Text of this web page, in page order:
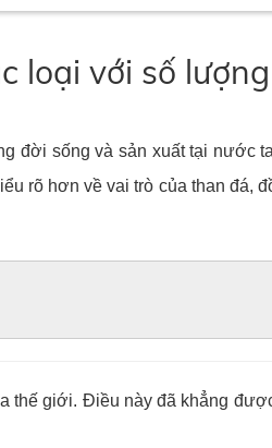
loại với số
đời sống và sản xuất tại nước
rõ hơn về vai trò của than đá,
giới. Điều này đã khẳng